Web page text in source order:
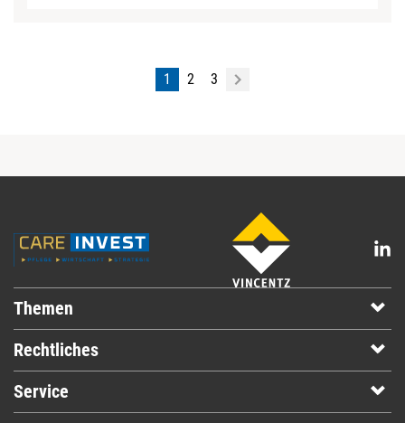
1 2 3
Themen
Rechtliches
Service